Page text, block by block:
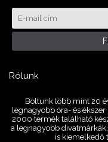
Rólunk
Boltunk több mint 20
legnagyobb óra- és
2000 termék található
a legnagyobb
is kiemelkedő